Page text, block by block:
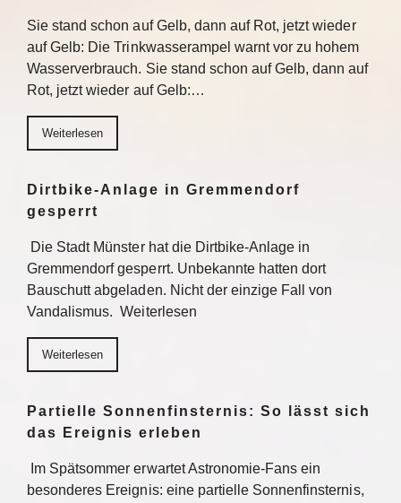
Sie stand schon auf Gelb, dann auf Rot, jetzt wieder
auf Gelb: Die Trinkwasserampel warnt vor zu hohem
Wasserverbrauch. Sie stand schon auf Gelb, dann auf
Rot, jetzt wieder auf Gelb:…
Weiterlesen
Dirtbike-Anlage in Gremmendorf
gesperrt
Die Stadt Münster hat die Dirtbike-Anlage in
Gremmendorf gesperrt. Unbekannte hatten dort
Bauschutt abgeladen. Nicht der einzige Fall von
Vandalismus. Weiterlesen
Weiterlesen
Partielle Sonnenfinsternis: So lässt sich
das Ereignis erleben
Im Spätsommer erwartet Astronomie-Fans ein
besonderes Ereignis: eine partielle Sonnenfinsternis,